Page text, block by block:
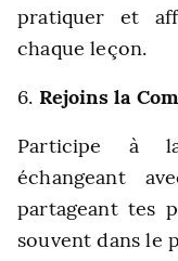
pratiquer et
chaque leçon.
6. Rejoins la
Participe à
échangeant
partageant tes
souvent dans le